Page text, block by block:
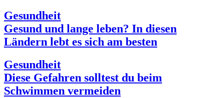
Gesundheit
Gesund und lange leben? In diesen
Ländern lebt es sich am besten
Gesundheit
Diese Gefahren solltest du beim
Schwimmen vermeiden